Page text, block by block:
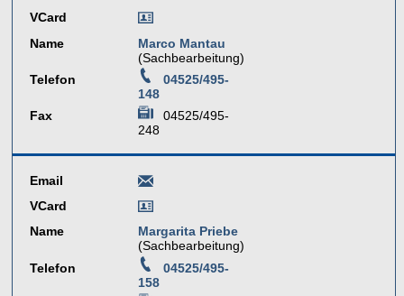
VCard
Name
Marco Mantau
(Sachbearbeitung)
Telefon
04525/495-
148
Fax
04525/495-
248
Email
VCard
Name
Margarita Priebe
(Sachbearbeitung)
Telefon
04525/495-
158